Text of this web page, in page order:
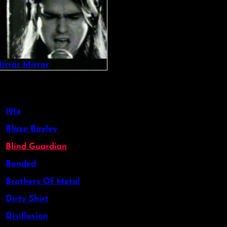
Mirror
1914
Blaze Bayley
Blind Guardian
Bonded
Brothers Of Metal
Dirty Shirt
Disillusion